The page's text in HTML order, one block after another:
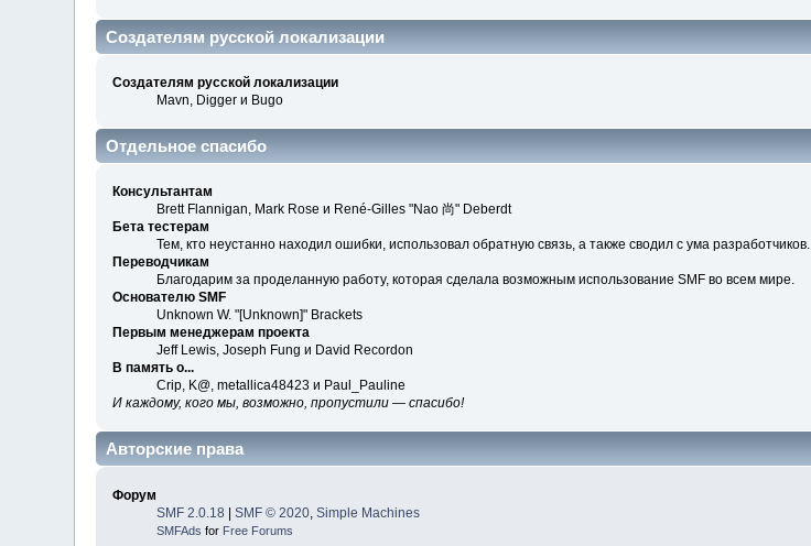
Создателям русской локализации
Создателям русской локализации
Mavn, Digger и Bugo
Отдельное спасибо
Консультантам
Brett Flannigan, Mark Rose и René-Gilles "Nao 尚" Deberdt
Бета тестерам
Тем, кто неустанно находил ошибки, использовал обратную связь, а также сводил с ума разработчиков.
Переводчикам
Благодарим за проделанную работу, которая сделала возможным использование SMF во всем мире.
Основателю SMF
Unknown W. "[Unknown]" Brackets
Первым менеджерам проекта
Jeff Lewis, Joseph Fung и David Recordon
В память о...
Crip, K@, metallica48423 и Paul_Pauline
И каждому, кого мы, возможно, пропустили — спасибо!
Авторские права
Форум
SMF 2.0.18 |SMF © 2020 ,Simple Machines
SMFAds for Free Forums